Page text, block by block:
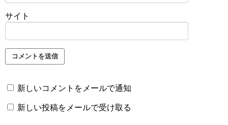
サイト
新しいコメントをメールで通知
新しい投稿をメールで受け取る